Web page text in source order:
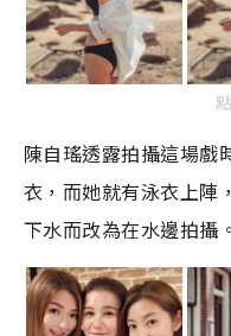
陳自瑤透露拍攝這場戲
衣，而她就有泳衣上陣
下水而改為在水邊拍攝。